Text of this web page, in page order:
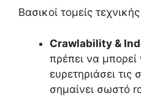
Βασικοί τομείς
Crawlability &
πρέπει να μπορεί
ευρετηριάσει τις
σημαίνει σωστό